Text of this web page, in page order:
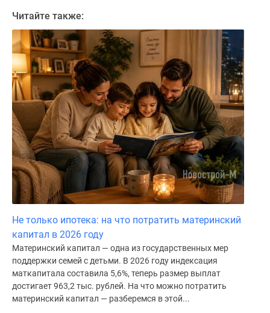
Читайте также:
Не только ипотека: на что потратить материнский
капитал в 2026 году
Материнский капитал — одна из государственных мер
поддержки семей с детьми. В 2026 году индексация
маткапитала составила 5,6%, теперь размер выплат
достигает 963,2 тыс. рублей. На что можно потратить
материнский капитал — разберемся в этой...